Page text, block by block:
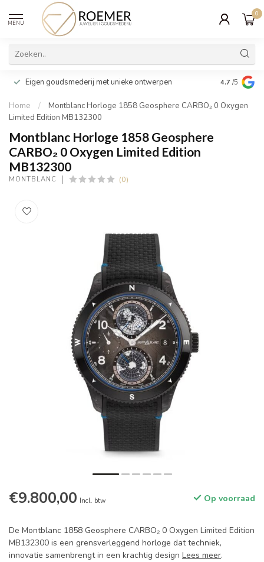
MENU
0
Eigen goudsmederij met unieke ontwerpen Wij
cadeau
4.7 /5
Home /
Montblanc Horloge 1858 Geosphere CARBO₂ 0 Oxygen
Limited Edition MB132300
Montblanc Horloge 1858 Geosphere
CARBO₂ 0 Oxygen Limited Edition
MB132300
MONTBLANC (0)
€9.800,00 Incl. btw Op voorraad
De Montblanc 1858 Geosphere CARBO₂ 0 Oxygen Limited Edition
MB132300 is een grensverleggend horloge dat techniek,
innovatie samenbrengt in een krachtig design Lees meer.